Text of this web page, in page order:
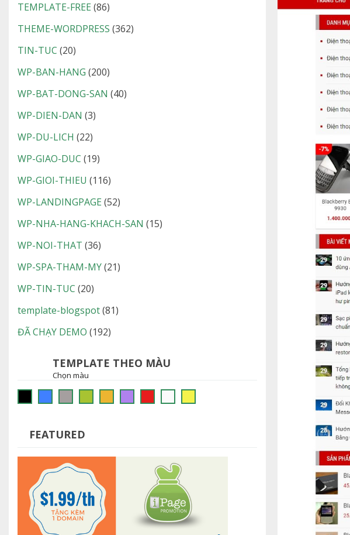
TEMPLATE-FREE (86)
THEME-WORDPRESS (362)
TIN-TUC (20)
WP-BAN-HANG (200)
WP-BAT-DONG-SAN (40)
WP-DIEN-DAN (3)
WP-DU-LICH (22)
WP-GIAO-DUC (19)
WP-GIOI-THIEU (116)
WP-LANDINGPAGE (52)
WP-NHA-HANG-KHACH-SAN (15)
WP-NOI-THAT (36)
WP-SPA-THAM-MY(21)
WP-TIN-TUC (20)
template-blogspot(81)
ĐÃ CHẠY DEMO (192)
TEMPLATE THEO MÀU
Chọn màu
FEATURED